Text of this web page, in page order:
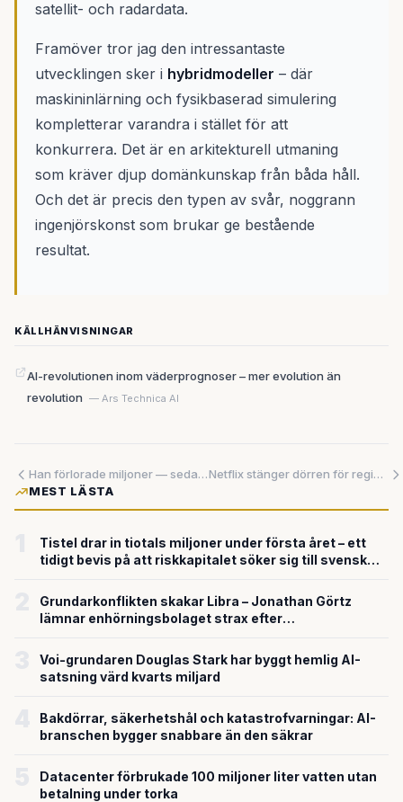
satellit- och radardata.
Framöver tror jag den intressantaste
utvecklingen sker i hybridmodeller – där
maskininlärning och fysikbaserad simulering
kompletterar varandra i stället för att
konkurrera. Det är en arkitekturell utmaning
som kräver djup domänkunskap från båda håll.
Och det är precis den typen av svår, noggrann
ingenjörskonst som brukar ge bestående
resultat.
KÄLLHÄNVISNINGAR
AI-revolutionen inom väderprognoser – mer evolution än
revolution — Ars Technica AI
Han förlorade miljoner — sedan byggde han ett miljardbolag. Hon såg tomrummet ingen vågat fylla. Nu delar båda lärdomen alla grundare behöver höra.
Netflix stänger dörren för regissörer som kräver biopremiär
MEST LÄSTA
Tistel drar in tiotals miljoner under första året – ett
tidigt bevis på att riskkapitalet söker sig till svensk
Grundarkonflikten skakar Libra – Jonathan Görtz
lämnar enhörningsbolaget strax efter
Voi-grundaren Douglas Stark har byggt hemlig AI-
satsning värd kvarts miljard
Bakdörrar, säkerhetshål och katastrofvarningar: AI-
branschen bygger snabbare än den säkrar
Datacenter förbrukade 100 miljoner liter vatten utan
betalning under torka